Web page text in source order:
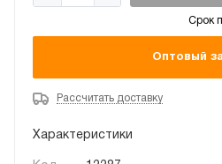
Срок
Оптовый
Рассчитать доставку
Характеристики